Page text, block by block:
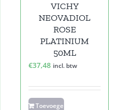
VICHY
NEOVADIOL
ROSE
PLATINIUM
50ML
€37,48 incl. btw
Toevoegen